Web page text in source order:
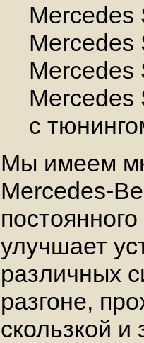
Mercedes
Mercedes
Mercedes
Mercedes
с
Мы имеем
Mercedes-
улучшает
различных
разгоне,
скользкой и